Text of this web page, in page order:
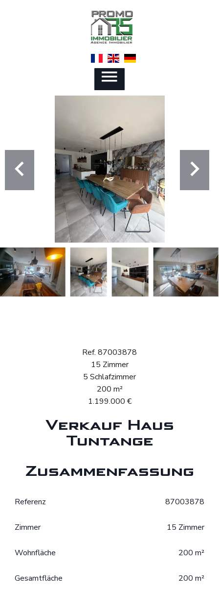
Ref. 87003878
15 Zimmer
5 Schlafzimmer
200 m²
1.199.000 €
Verkauf Haus
Tuntange
Zusammenfassung
Referenz 87003878
Zimmer 15 Zimmer
Wohnfläche 200 m²
Gesamtfläche 200 m²